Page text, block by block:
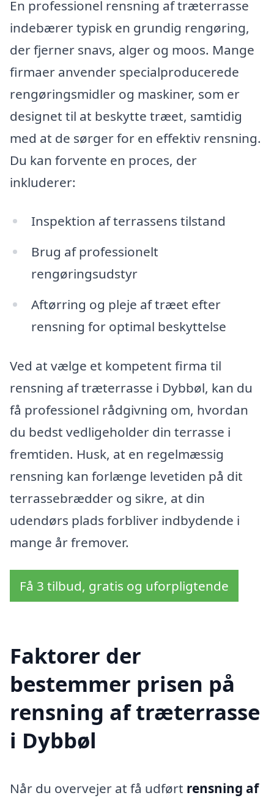
En professionel rensning af træterrasse
indebærer typisk en grundig rengøring,
der fjerner snavs, alger og moos. Mange
firmaer anvender specialproducerede
rengøringsmidler og maskiner, som er
designet til at beskytte træet, samtidig
med at de sørger for en effektiv rensning.
Du kan forvente en proces, der
inkluderer:
Inspektion af terrassens tilstand
Brug af professionelt
rengøringsudstyr
Aftørring og pleje af træet efter
rensning for optimal beskyttelse
Ved at vælge et kompetent firma til
rensning af træterrasse i Dybbøl, kan du
få professionel rådgivning om, hvordan
du bedst vedligeholder din terrasse i
fremtiden. Husk, at en regelmæssig
rensning kan forlænge levetiden på dit
terrassebrædder og sikre, at din
udendørs plads forbliver indbydende i
mange år fremover.
Få 3 tilbud, gratis og uforpligtende
Faktorer der
bestemmer prisen på
rensning af træterrasse
i Dybbøl
Når du overvejer at få udført rensning af